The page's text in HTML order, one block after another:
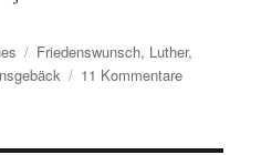
Schlagwörter
Friedenswunsch, Luther,
11 Kommentarezu
und